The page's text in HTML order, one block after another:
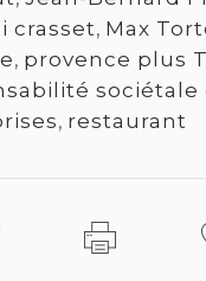
crasset, Max
, provence plus
sociétale
, restaurant